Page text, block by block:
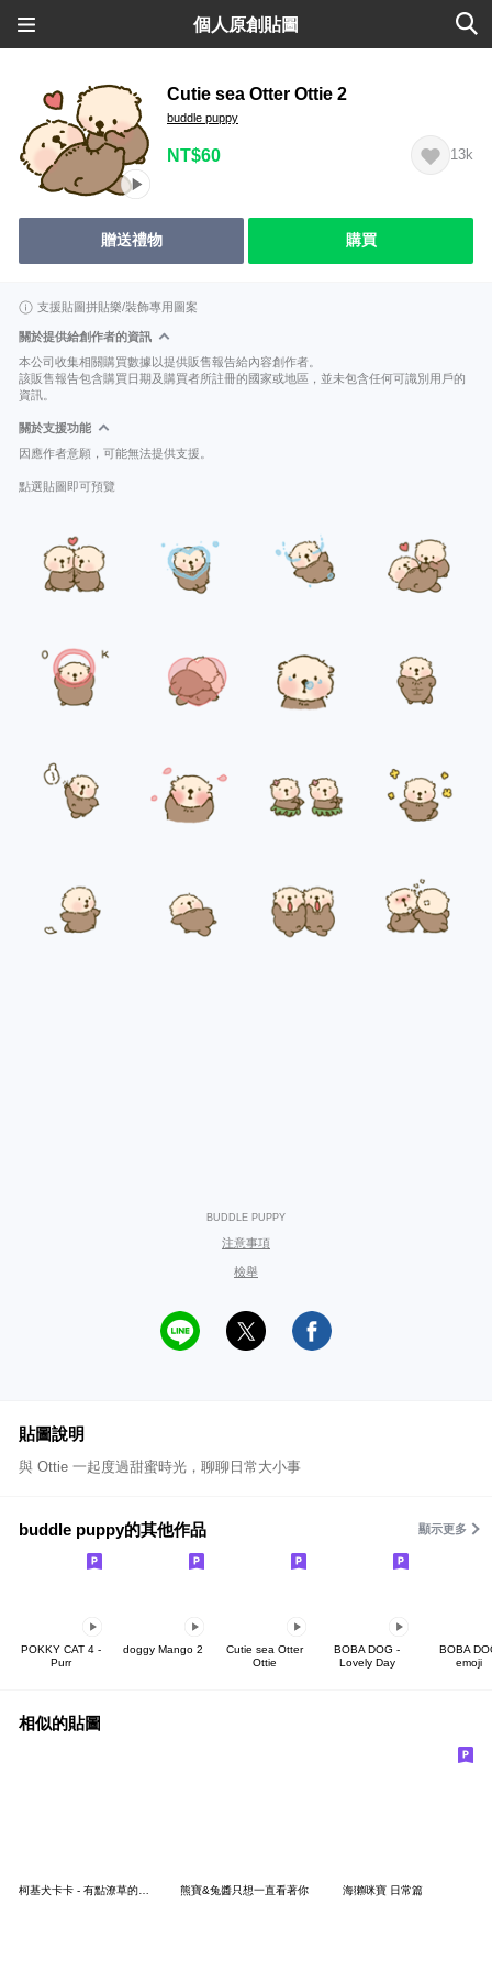
個人原創貼圖
Cutie sea Otter Ottie 2
buddle puppy
NT$60 13k
贈送禮物 購買
支援貼圖拼貼樂/裝飾專用圖案
關於提供給創作者的資訊
本公司收集相關購買數據以提供販售報告給內容創作者。
該販售報告包含購買日期及購買者所註冊的國家或地區，並未包含任何可識別用戶的
資訊。
關於支援功能
因應作者意願，可能無法提供支援。
點選貼圖即可預覽
BUDDLE PUPPY
注意事項
檢舉
貼圖說明
與 Ottie 一起度過甜蜜時光，聊聊日常大小事
buddle puppy的其他作品 顯示更多
POKKY CAT 4 -
Purr
doggy Mango 2
Cutie sea Otter
Ottie
BOBA DOG -
Lovely Day
BOBA
emoji
相似的貼圖
柯基犬卡卡 - 有點潦草的卡娜篇 熊寶&兔醬只想一直看著你 海獺咪寶 日常篇